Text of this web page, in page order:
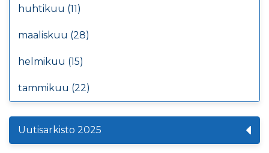
huhtikuu (11)
maaliskuu (28)
helmikuu (15)
tammikuu (22)
Uutisarkisto 2025